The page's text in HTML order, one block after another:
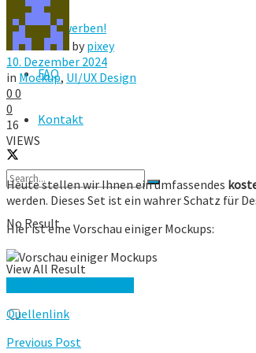
Hier werben!
FAQ
Kontakt
No Result
View All Result
by pixey
10. Dezember 2024
in Mockup, UI/UX Design
0 0
0
16
VIEWS
Heute stellen wir Ihnen ein umfassendes
werden. Dieses Set ist ein wahrer Schatz für
Hier ist eine Vorschau einiger Mockups:
Quellenlink
Previous Post